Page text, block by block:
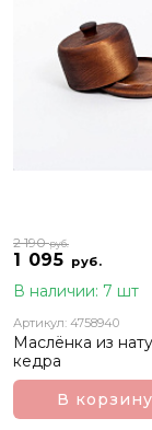
1 095 руб.
2 190руб.
В наличии: 7 шт
Артикул: 4758940
Маслёнка из
кедра
В корзину